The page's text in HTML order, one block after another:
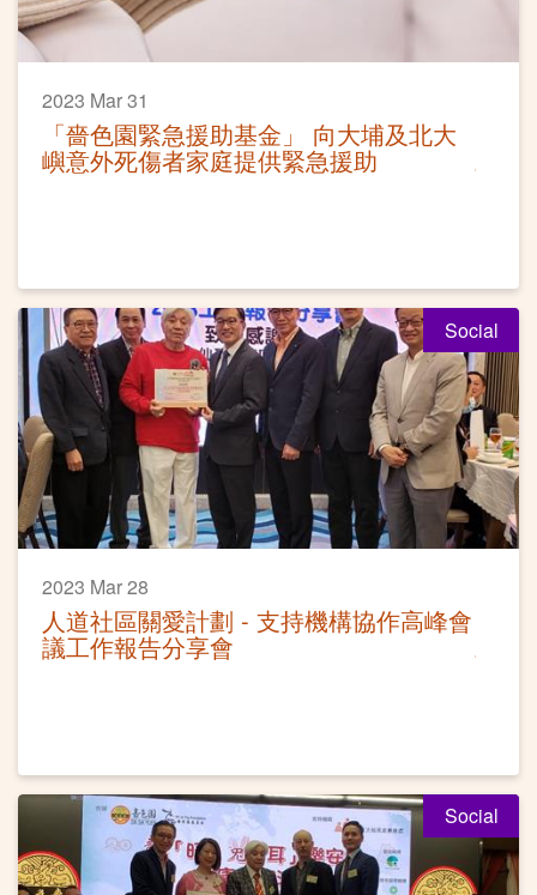
2023 Mar 31
「嗇色園緊急援助基金」 向大埔及北大
嶼意外死傷者家庭提供緊急援助
Social
2023 Mar 28
人道社區關愛計劃 - 支持機構協作高峰會
議工作報告分享會
Social